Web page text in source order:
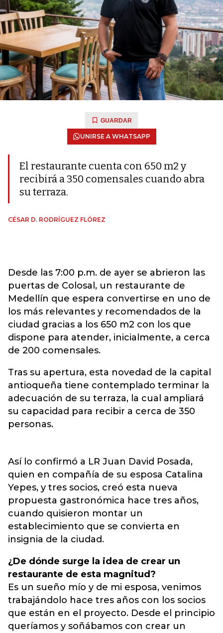
GUARDAR
UNIRSE A WHATSAPP
El restaurante cuenta con 650 m2 y
recibirá a 350 comensales cuando abra
su terraza.
CÉSAR D. RODRÍGUEZ FLÓREZ
Desde las 7:00 p.m. de ayer se abrieron las
puertas de Colosal, un restaurante de
Medellín que espera convertirse en uno de
los más relevantes y recomendados de la
ciudad gracias a los 650 m2 con los que
dispone para atender, inicialmente, a cerca
de 200 comensales.
Tras su apertura, esta novedad de la capital
antioqueña tiene contemplado terminar la
adecuación de su terraza, la cual ampliará
su capacidad para recibir a cerca de 350
personas.
Así lo confirmó a LR Juan David Posada,
quien en compañía de su esposa Catalina
Yepes, y tres socios, creó esta nueva
propuesta gastronómica hace tres años,
cuando quisieron montar un
establecimiento que se convierta en
insignia de la ciudad.
¿De dónde surge la idea de crear un
restaurante de esta magnitud?
Es un sueño mío y de mi esposa, venimos
trabajándolo hace tres años con los socios
que están en el proyecto. Desde el principio
queríamos y soñábamos con crear un